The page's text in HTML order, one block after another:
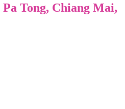
Tong, Chiang Mai,